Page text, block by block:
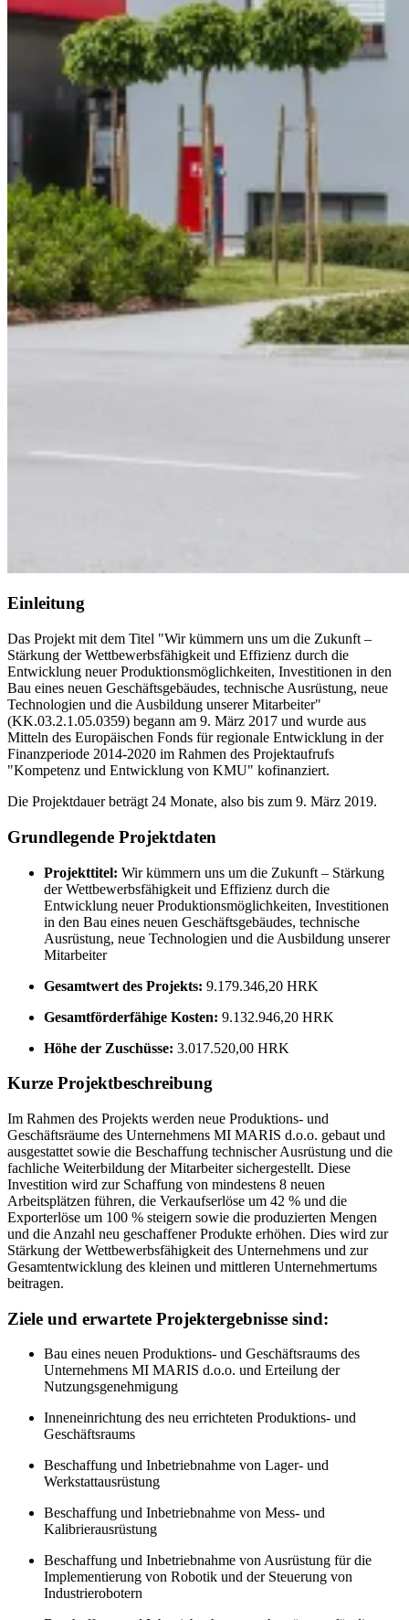
Einleitung
Das Projekt mit dem Titel "Wir kümmern uns um die Zukunft –
Stärkung der Wettbewerbsfähigkeit und Effizienz durch die
Entwicklung neuer Produktionsmöglichkeiten, Investitionen in den
Bau eines neuen Geschäftsgebäudes, technische Ausrüstung, neue
Technologien und die Ausbildung unserer Mitarbeiter"
(KK.03.2.1.05.0359) begann am 9. März 2017 und wurde aus
Mitteln des Europäischen Fonds für regionale Entwicklung in der
Finanzperiode 2014-2020 im Rahmen des Projektaufrufs
"Kompetenz und Entwicklung von KMU" kofinanziert.
Die Projektdauer beträgt 24 Monate, also bis zum 9. März 2019.
Grundlegende Projektdaten
Projekttitel: Wir kümmern uns um die Zukunft – Stärkung
der Wettbewerbsfähigkeit und Effizienz durch die
Entwicklung neuer Produktionsmöglichkeiten, Investitionen
in den Bau eines neuen Geschäftsgebäudes, technische
Ausrüstung, neue Technologien und die Ausbildung unserer
Mitarbeiter
Gesamtwert des Projekts: 9.179.346,20 HRK
Gesamtförderfähige Kosten: 9.132.946,20 HRK
Höhe der Zuschüsse: 3.017.520,00 HRK
Kurze Projektbeschreibung
Im Rahmen des Projekts werden neue Produktions- und
Geschäftsräume des Unternehmens MI MARIS d.o.o. gebaut und
ausgestattet sowie die Beschaffung technischer Ausrüstung und die
fachliche Weiterbildung der Mitarbeiter sichergestellt. Diese
Investition wird zur Schaffung von mindestens 8 neuen
Arbeitsplätzen führen, die Verkaufserlöse um 42 % und die
Exporterlöse um 100 % steigern sowie die produzierten Mengen
und die Anzahl neu geschaffener Produkte erhöhen. Dies wird zur
Stärkung der Wettbewerbsfähigkeit des Unternehmens und zur
Gesamtentwicklung des kleinen und mittleren Unternehmertums
beitragen.
Ziele und erwartete Projektergebnisse sind:
Bau eines neuen Produktions- und Geschäftsraums des
Unternehmens MI MARIS d.o.o. und Erteilung der
Nutzungsgenehmigung
Inneneinrichtung des neu errichteten Produktions- und
Geschäftsraums
Beschaffung und Inbetriebnahme von Lager- und
Werkstattausrüstung
Beschaffung und Inbetriebnahme von Mess- und
Kalibrierausrüstung
Beschaffung und Inbetriebnahme von Ausrüstung für die
Implementierung von Robotik und der Steuerung von
Industrierobotern